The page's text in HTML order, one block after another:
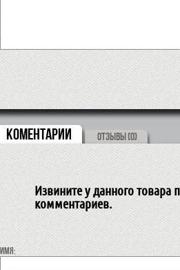
КОМЕНТАРИИ ОТЗЫВЫ (0)
Извините у данного товара
комментариев.
Имя: